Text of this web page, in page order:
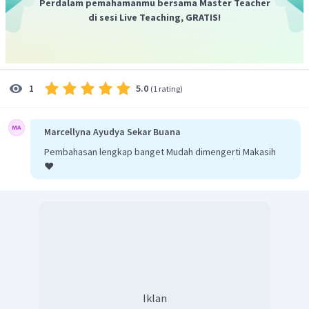
Perdalam pemahamanmu bersama Master Teacher
di sesi Live Teaching, GRATIS!
1 5.0 (1 rating)
Marcellyna Ayudya Sekar Buana
Pembahasan lengkap banget Mudah dimengerti Makasih
❤️
Iklan